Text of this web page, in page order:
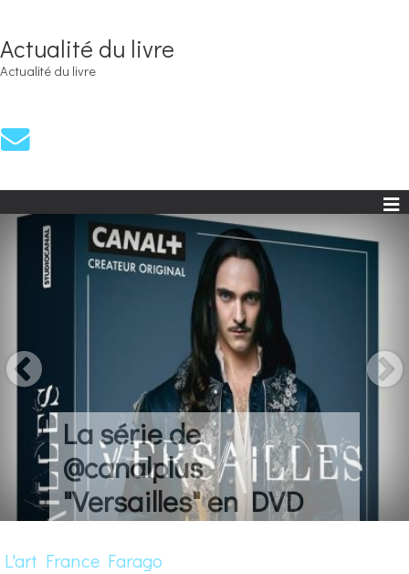
Actualité du livre
Actualité du livre
La série de
@canalplus
"Versailles" en DVD
L'art France Farago